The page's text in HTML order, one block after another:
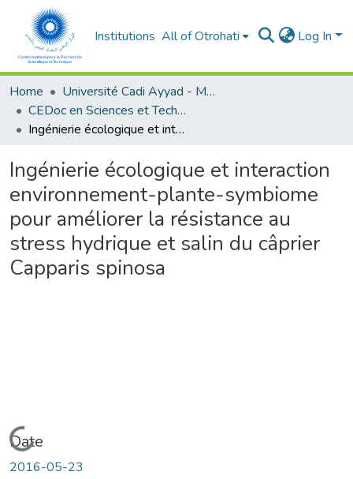
Institutions All of Otrohati Log In
Home
Université Cadi Ayyad - Marrakech
CEDoc en Sciences et Techniques et Sciences Médicales (CED - STSM)
Ingénierie écologique et interaction environnement-plante-symbiome pour améliorer la résistance au stress hydrique et salin du câprier Capparis spinosa
Ingénierie écologique et interaction
environnement-plante-symbiome
pour améliorer la résistance au
stress hydrique et salin du câprier
Capparis spinosa
Loading...
Date
2016-05-23